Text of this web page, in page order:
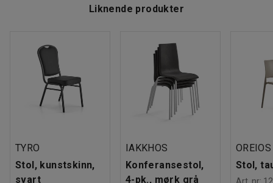
Liknende produkter
TYRO
Stol, kunstskinn,
svart
IAKKHOS
Konferansestol,
4-pk., mørk grå
OREIOS
Stol,